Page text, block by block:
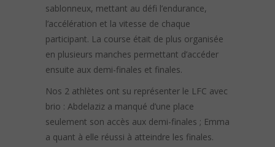
sablonneux, mettant au défi l’endurance,
l’accélération et la vitesse de chaque
participant. La course était de plus organisée
en plusieurs manches permettant d’accéder
ensuite aux demi-finales et finales.
Nos 2 athlètes ont su représenter le LFC avec
brio : Abdelaziz a manqué d’une place
seulement son accès aux demi-finales ; Emma
a quant à elle réussi à atteindre les finales.